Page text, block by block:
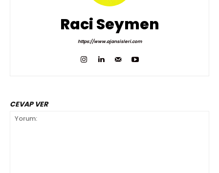
Raci Seymen
https://www.ajansisleri.com
CEVAP VER